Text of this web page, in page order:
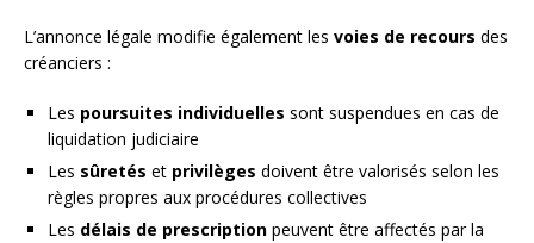
L’annonce légale modifie également les voies de recours des
créanciers :
Les poursuites individuelles sont suspendues en cas de
liquidation judiciaire
Les sûretés et privilèges doivent être valorisés selon les
règles propres aux procédures collectives
Les délais de prescription peuvent être affectés par la